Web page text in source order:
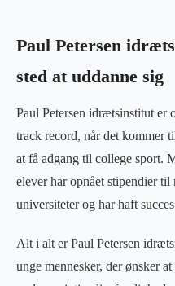
Paul Petersen
sted at uddanne sig
Paul Petersen idrætsinstitut er
track record, når det kommer
at få adgang til college sport.
elever har opnået stipendier til
universiteter og har haft
Alt i alt er Paul Petersen
unge mennesker, der ønsker